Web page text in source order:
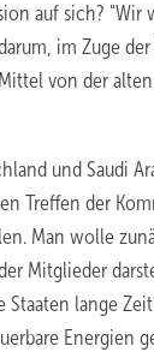
auf sich?
im Zuge
von der
und Saudi
Treffen der
Man wolle
Mitglieder
lange
Energien